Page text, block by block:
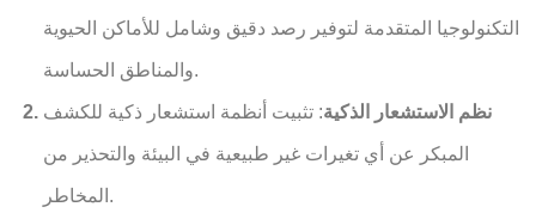
التكنولوجيا المتقدمة لتوفير رصد دقيق وشامل للأماكن الحيوية
والمناطق الحساسة.
نظم الاستشعار الذكية: تثبيت أنظمة استشعار ذكية للكشف
المبكر عن أي تغيرات غير طبيعية في البيئة والتحذير من
المخاطر.